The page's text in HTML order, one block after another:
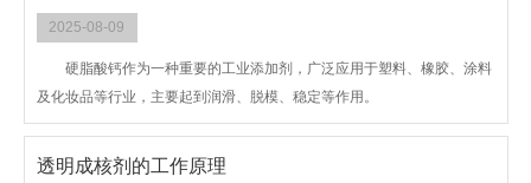
2025-08-09
硬脂酸钙作为一种重要的工业添加剂，广泛应用于塑料、橡胶、涂料
及化妆品等行业，主要起到润滑、脱模、稳定等作用。
透明成核剂的工作原理